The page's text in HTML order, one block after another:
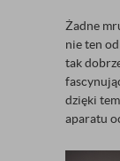
Żadne
nie ten
tak
dzięki
aparatu